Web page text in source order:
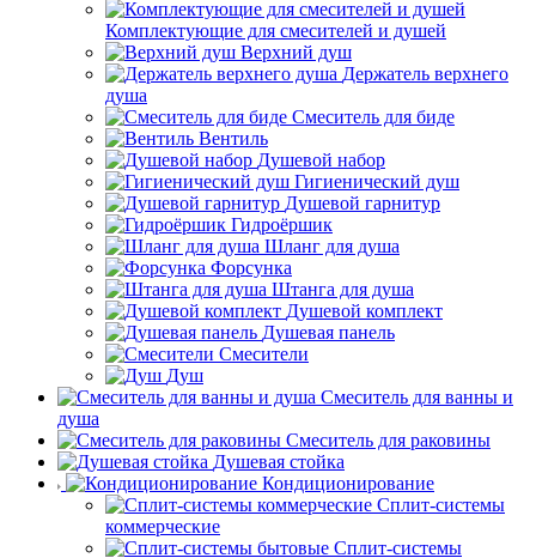
Комплектующие для смесителей и душей
Верхний душ
Держатель верхнего
душа
Смеситель для биде
Вентиль
Душевой набор
Гигиенический душ
Душевой гарнитур
Гидроёршик
Шланг для душа
Форсунка
Штанга для душа
Душевой комплект
Душевая панель
Смесители
Душ
Смеситель для ванны и
душа
Смеситель для раковины
Душевая стойка
Кондиционирование
Сплит-системы
коммерческие
Сплит-системы